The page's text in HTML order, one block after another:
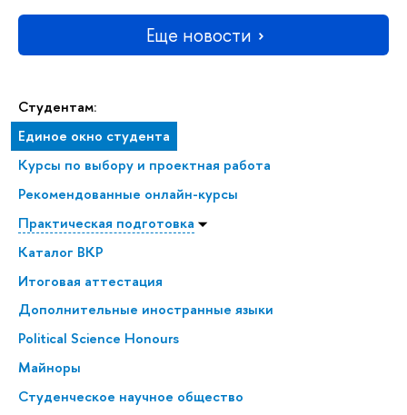
Студентам:
Единое окно студента
Курсы по выбору и проектная работа
Рекомендованные онлайн-курсы
Практическая подготовка
Каталог ВКР
Итоговая аттестация
Дополнительные иностранные языки
Political Science Honours
Майноры
Студенческое научное общество
Еще новости